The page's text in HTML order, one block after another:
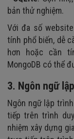
bản thử nghiệm.
Với đa số
tính phổ biến, dễ
hơn hoặc cần
MongoDB có thể
3. Ngôn ngữ
Ngôn ngữ lập trình
tiếp trên trình
nhiệm xây dựng